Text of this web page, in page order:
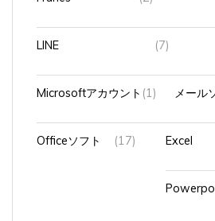
LINE (7)
Microsoftアカウント(1) メール
Officeソフト (17) Excel